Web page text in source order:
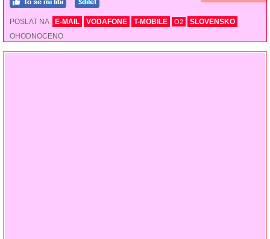
POSLAT NA E-MAIL VODAFONE T-MOBILE O2
SLOVENSKO
OHODNOCENO